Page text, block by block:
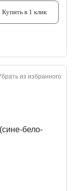
Купить в 1 клик
из избранного